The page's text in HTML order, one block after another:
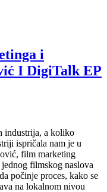
i
I DigiTalk EP
industrija, a koliko
ispričala nam je u
film marketing
filmskog naslova
počinje proces, kako se
na lokalnom nivou